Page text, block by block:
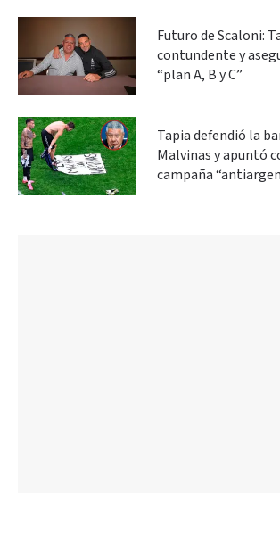
Futuro de Scaloni:
contundente y
“plan A, B y C”
Tapia defendió la
Malvinas y apuntó
campaña